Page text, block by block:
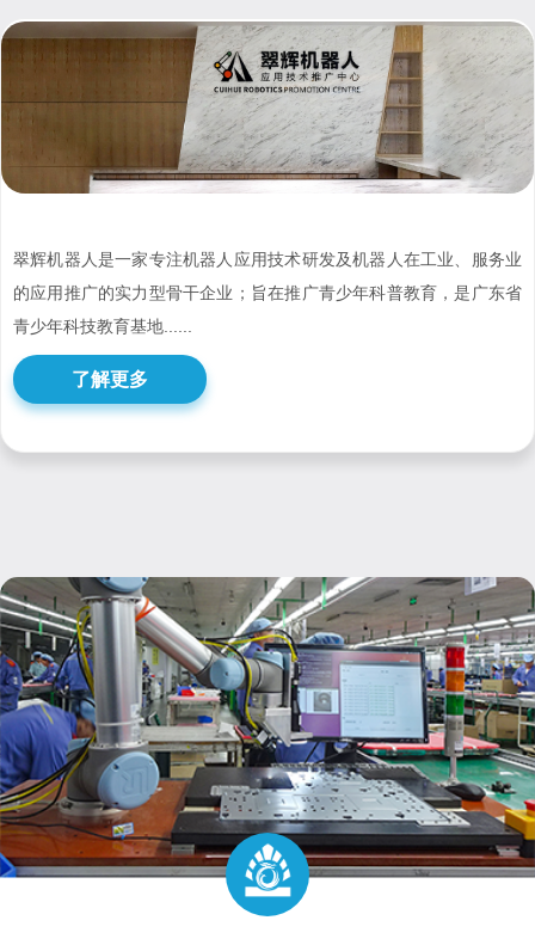
了解更多
翠辉机器人是一家专注机器人应用技术研发及机器人在工业、服务业
的应用推广的实力型骨干企业；旨在推广青少年科普教育，是广东省
青少年科技教育基地......